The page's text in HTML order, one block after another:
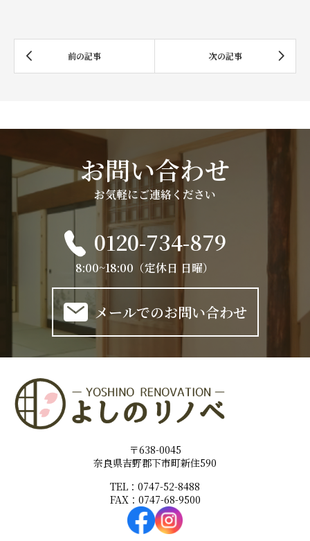
お問い合わせ
お気軽にご連絡ください
0120-734-879
8:00~18:00（定休日 日曜）
メールでのお問い合わせ
〒638-0045
奈良県吉野郡下市町新住590
TEL：0747-52-8488
FAX：0747-68-9500